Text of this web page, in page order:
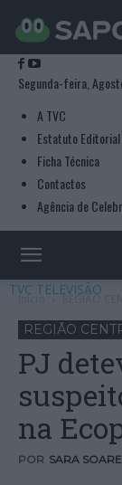
Segunda-feira,
A TVC
Estatuto Editorial
Ficha Técnica
Contactos
Agência de
TVC TELEVISÃO
Início REGIÃO
REGIÃO
PJ
na
POR SARA